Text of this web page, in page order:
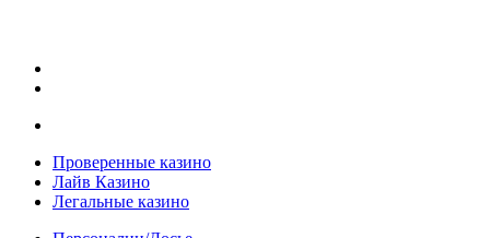
Проверенные казино
Лайв Казино
Легальные казино